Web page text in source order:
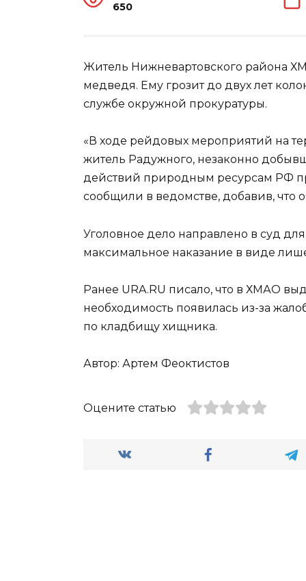
650
Житель Нижневартовского района
медведя. Ему грозит до двух лет
службе окружной прокуратуры.
«В ходе рейдовых мероприятий на
житель Радужного, незаконно
действий природным ресурсам РФ
сообщили в ведомстве, добавив,
Уголовное дело направлено в суд
максимальное наказание в виде
Ранее URA.RU писало, что в ХМАО
необходимость появилась из-за
по кладбищу хищника.
Автор: Артем Феоктистов
Оцените статью